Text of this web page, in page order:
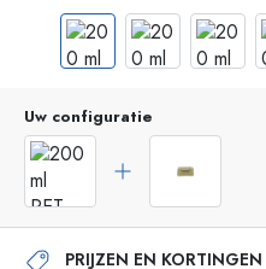
Uw configuratie
PRIJZEN EN KORTINGEN